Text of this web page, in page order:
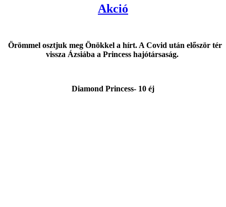
Akció
Örömmel osztjuk meg Önökkel a hírt. A Covid után először tér
vissza Ázsiába a Princess hajótársaság.
Diamond Princess- 10 éj